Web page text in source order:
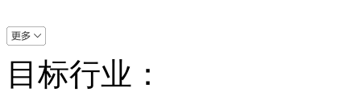
目标行业：